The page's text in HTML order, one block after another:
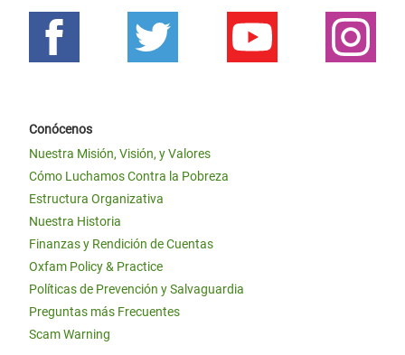
Conócenos
Nuestra Misión, Visión, y Valores
Cómo Luchamos Contra la Pobreza
Estructura Organizativa
Nuestra Historia
Finanzas y Rendición de Cuentas
Oxfam Policy & Practice
Políticas de Prevención y Salvaguardia
Preguntas más Frecuentes
Scam Warning